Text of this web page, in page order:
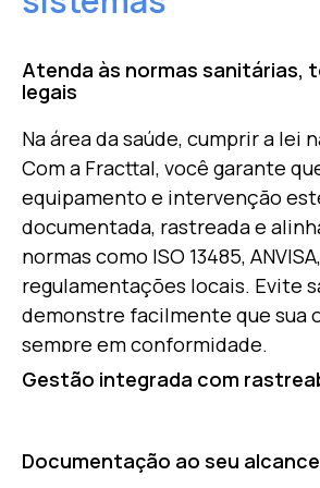
Atenda às normas sanitárias,
legais
Na área da saúde, cumprir a lei
Com a Fracttal, você garante
equipamento e intervenção
documentada, rastreada e
normas como ISO 13485,
regulamentações locais. Evite
demonstre facilmente que sua
sempre em conformidade.
Gestão integrada com
A Fracttal se integra aos seus
ERPs (como SAP ou Oracle) e
Documentação ao seu alcance